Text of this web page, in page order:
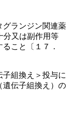
ランジン関連薬
分又は副作用等
こと〔１７．
組換え＞投与に
伝子組換え）の